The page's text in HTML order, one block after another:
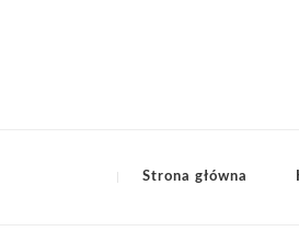
Strona główna